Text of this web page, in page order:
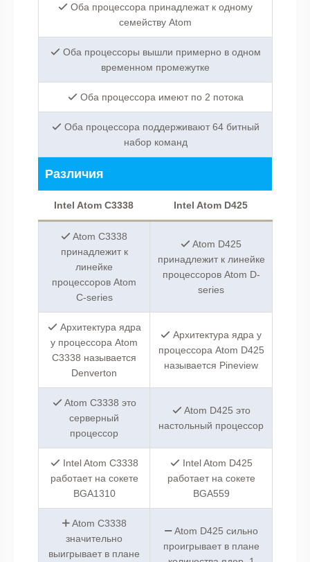
Оба процессора принадлежат к одному
семейству Atom
Оба процессоры вышли примерно в одном
временном промежутке
Оба процессора имеют по 2 потока
Оба процессора поддерживают 64 битный
набор команд
Различия
Intel Atom C3338 Intel Atom D425
Atom C3338
принадлежит к
линейке
процессоров Atom
C-series
Atom D425
принадлежит к линейке
процессоров Atom D-
series
Архитектура ядра
у процессора Atom
C3338 называется
Denverton
Архитектура ядра у
процессора Atom D425
называется Pineview
Atom C3338 это
серверный
процессор
Atom D425 это
настольный процессор
Intel Atom C3338
работает на сокете
BGA1310
Intel Atom D425
работает на сокете
BGA559
Atom C3338
значительно
выигрывает в плане
Atom D425 сильно
проигрывает в плане